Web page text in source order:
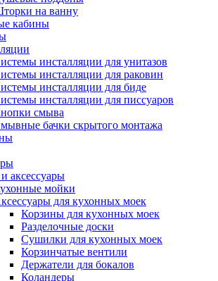
на ванну
кабины
инсталляции для унитазов
инсталляции для раковин
инсталляции для биде
инсталляции для писсуаров
смыва
бачки скрытого монтажа
аксессуары
мойки
для кухонных моек
Корзины для кухонных моек
Разделочные доски
Сушилки для кухонных моек
Корзинчатые вентили
Держатели для бокалов
Коландеры